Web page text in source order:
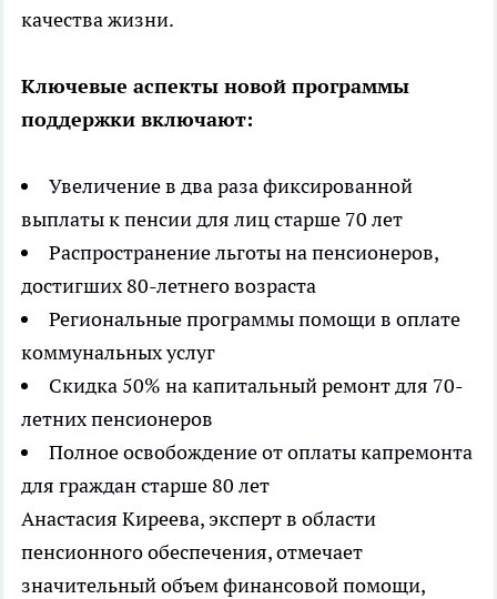
качества жизни.
Ключевые аспекты новой программы
поддержки включают:
Увеличение в два раза фиксированной
выплаты к пенсии для лиц старше 70 лет
Распространение льготы на пенсионеров,
достигших 80-летнего возраста
Региональные программы помощи в оплате
коммунальных услуг
Скидка 50% на капитальный ремонт для 70-
летних пенсионеров
Полное освобождение от оплаты капремонта
для граждан старше 80 лет
Анастасия Киреева, эксперт в области
пенсионного обеспечения, отмечает
значительный объем финансовой помощи,